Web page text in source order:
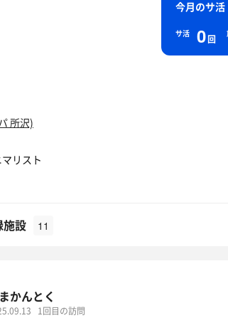
今月のサ活
サ活 0回
所沢)
リスト
施設 11
かんとく
1回目の訪問